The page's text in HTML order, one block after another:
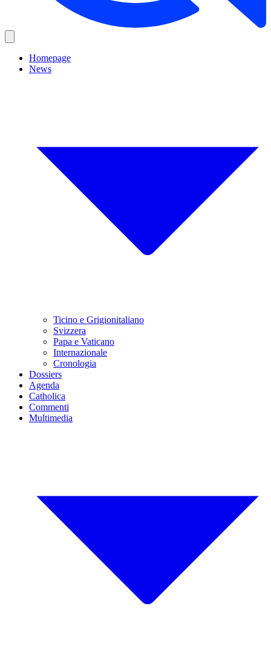
Homepage
News
Ticino e Grigionitaliano
Svizzera
Papa e Vaticano
Internazionale
Cronologia
Dossiers
Agenda
Catholica
Commenti
Multimedia